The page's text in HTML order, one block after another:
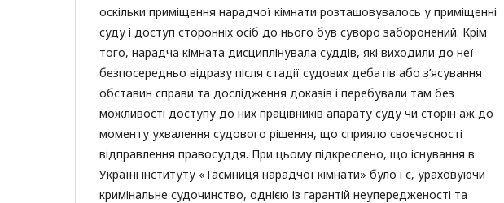
оскільки приміщення нарадчої кімнати розташовувалось у приміщенні
суду і доступ сторонніх осіб до нього був суворо заборонений. Крім
того, нарадча кімната дисциплінувала суддів, які виходили до неї
безпосередньо відразу після стадії судових дебатів або з’ясування
обставин справи та дослідження доказів і перебували там без
можливості доступу до них працівників апарату суду чи сторін аж до
моменту ухвалення судового рішення, що сприяло своєчасності
відправлення правосуддя. При цьому підкреслено, що існування в
Україні інституту «Таємниця нарадчої кімнати» було і є, ураховуючи
кримінальне судочинство, однією із гарантій неупередженості та